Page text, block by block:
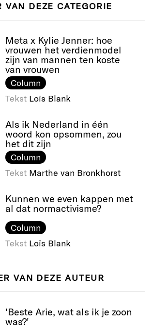
VAN DEZE CATEGORIE
Meta x Kylie Jenner: hoe
vrouwen het verdienmodel
zijn van mannen ten koste
van vrouwen
Column
Tekst Loïs Blank
Als ik Nederland in één
woord kon opsommen, zou
het dit zijn
Column
Tekst Marthe van Bronkhorst
Kunnen we even kappen met
al dat normactivisme?
Column
Tekst Loïs Blank
VAN DEZE AUTEUR
'Beste Arie, wat als ik je zoon
was?'